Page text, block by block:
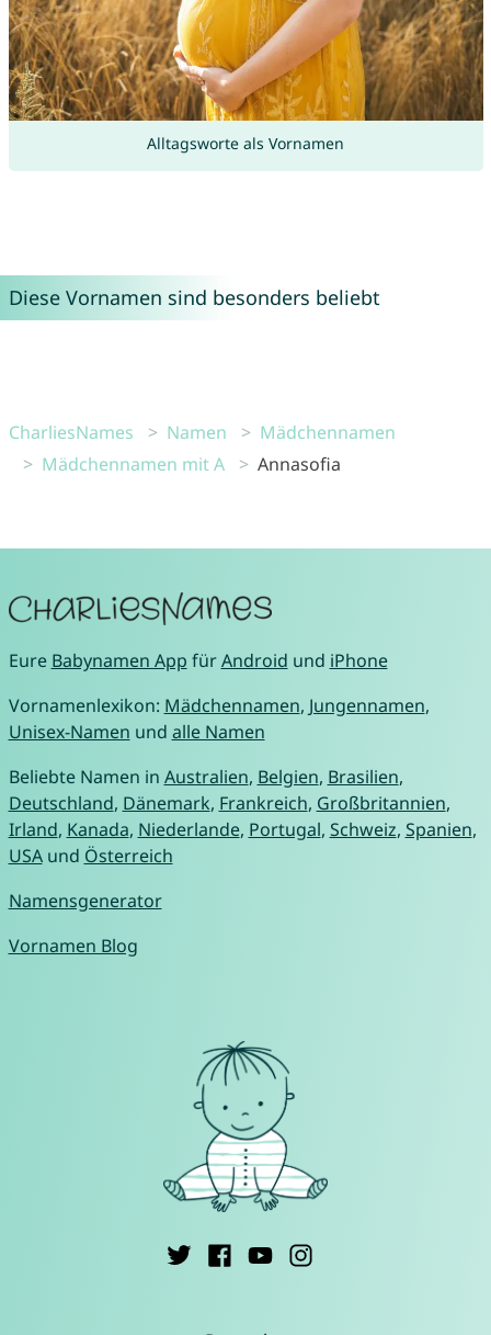
Alltagsworte als Vornamen
Diese Vornamen sind besonders beliebt
CharliesNames Namen
Mädchennamen
Mädchennamen mit A
Annasofia
Eure Babynamen App fürAndroid und iPhone
Vornamenlexikon: Mädchennamen, Jungennamen,
Unisex-Namen und alle Namen
Beliebte Namen in Australien, Belgien, Brasilien,
Deutschland, Dänemark, Frankreich, Großbritannien,
Irland, Kanada, Niederlande, Portugal, Schweiz, Spanien,
USAund Österreich
Namensgenerator
Vornamen Blog